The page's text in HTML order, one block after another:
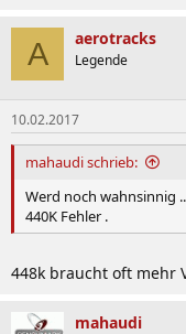
A aerotracks
Legende
10.02.2017
mahaudi schrieb:
Werd noch wahnsinnig
440K Fehler .
448k braucht oft mehr
mahaudi